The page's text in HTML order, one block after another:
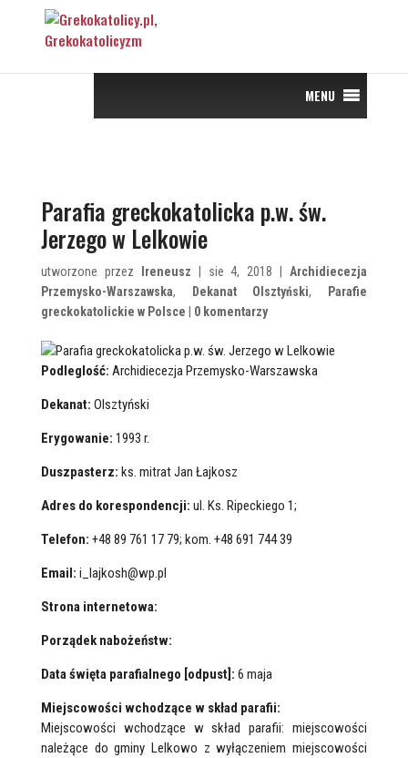
MENU
Parafia greckokatolicka p.w. św.
Jerzego w Lelkowie
utworzone przez Ireneusz | sie 4, 2018 | Archidiecezja
Przemysko-Warszawska, Dekanat Olsztyński,
Parafie
greckokatolickie w Polsce
0 komentarzy
Podleglość: Archidiecezja Przemysko-Warszawska
Dekanat: Olsztyński
Erygowanie: 1993 r.
Duszpasterz: ks. mitrat Jan Łajkosz
Adres do korespondencji: ul. Ks. Ripeckiego 1;
Telefon: +48 89 761 17 79; kom. +48 691 744 39
Email: i_lajkosh@wp.pl
Strona internetowa:
Porządek nabożeństw:
Data święta parafialnego [odpust]: 6 maja
Miejscowości wchodzące w skład parafii:
Miejscowości wchodzące w skład parafii: miejscowości
należące do gminy Lelkowo z wyłączeniem miejscowości